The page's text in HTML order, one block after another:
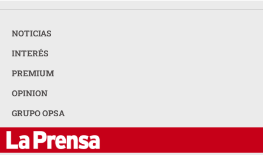
NOTICIAS
INTERÉS
PREMIUM
OPINION
GRUPO OPSA